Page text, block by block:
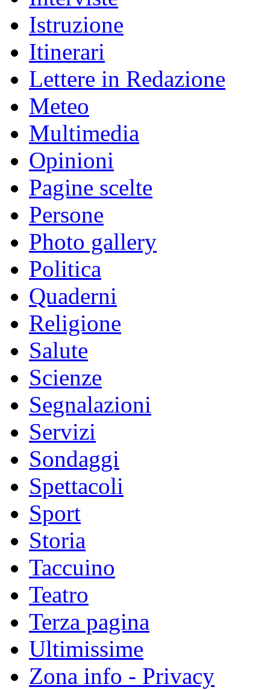
Istruzione
Itinerari
Lettere in Redazione
Meteo
Multimedia
Opinioni
Pagine scelte
Persone
Photo gallery
Politica
Quaderni
Religione
Salute
Scienze
Segnalazioni
Servizi
Sondaggi
Spettacoli
Sport
Storia
Taccuino
Teatro
Terza pagina
Ultimissime
Zona info - Privacy